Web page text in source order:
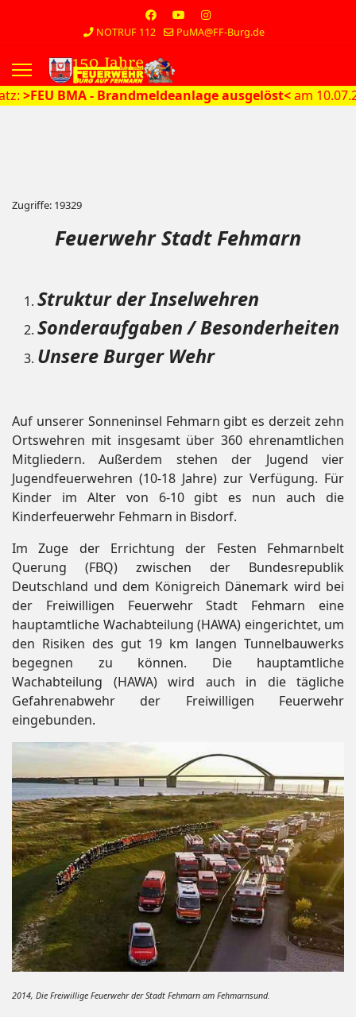
NOTRUF 112 PuMA@FF-Burg.de
BMA - Brandmeldeanlage ausgelöst<am 10.07.2026 um
Zugriffe: 19329
Feuerwehr Stadt Fehmarn
Struktur der Inselwehren
Sonderaufgaben / Besonderheiten
Unsere Burger Wehr
Auf unserer Sonneninsel Fehmarn gibt es derzeit zehn
Ortswehren mit insgesamt über 360 ehrenamtlichen
Mitgliedern. Außerdem stehen der Jugend vier
Jugendfeuerwehren (10-18 Jahre) zur Verfügung. Für
Kinder im Alter von 6-10 gibt es nun auch die
Kinderfeuerwehr Fehmarn in Bisdorf.
Im Zuge der Errichtung der Festen Fehmarnbelt
Querung (FBQ) zwischen der Bundesrepublik
Deutschland und dem Königreich Dänemark wird bei
der Freiwilligen Feuerwehr Stadt Fehmarn eine
hauptamtliche Wachabteilung (HAWA) eingerichtet, um
den Risiken des gut 19 km langen Tunnelbauwerks
begegnen zu können. Die hauptamtliche
Wachabteilung (HAWA) wird auch in die tägliche
Gefahrenabwehr der Freiwilligen Feuerwehr
eingebunden.
2014, Die Freiwillige Feuerwehr der Stadt Fehmarn am Fehmarnsund.